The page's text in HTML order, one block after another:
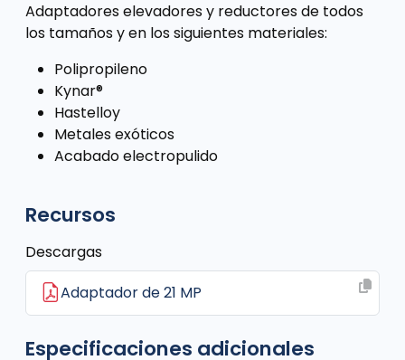
Adaptadores elevadores y reductores de todos
los tamaños y en los siguientes materiales:
Polipropileno
Kynar®
Hastelloy
Metales exóticos
Acabado electropulido
Recursos
Descargas
Adaptador de 21 MP
Especificaciones adicionales